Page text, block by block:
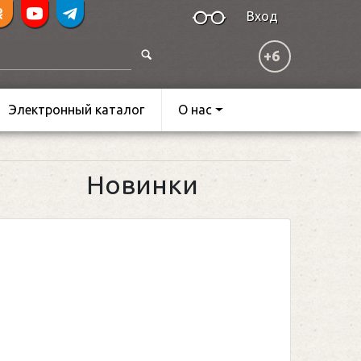
Вход
+6
Электронный каталог О нас
Новинки